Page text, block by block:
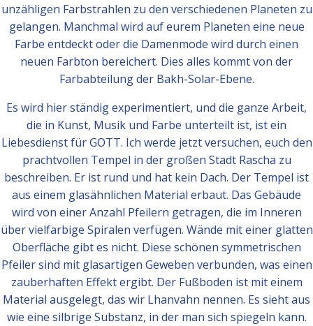
unzähligen Farbstrahlen zu den verschiedenen Planeten zu
gelangen. Manchmal wird auf eurem Planeten eine neue
Farbe entdeckt oder die Damenmode wird durch einen
neuen Farbton bereichert. Dies alles kommt von der
Farbabteilung der Bakh-Solar-Ebene.
Es wird hier ständig experimentiert, und die ganze Arbeit,
die in Kunst, Musik und Farbe unterteilt ist, ist ein
Liebesdienst für GOTT. Ich werde jetzt versuchen, euch den
prachtvollen Tempel in der großen Stadt Rascha zu
beschreiben. Er ist rund und hat kein Dach. Der Tempel ist
aus einem glasähnlichen Material erbaut. Das Gebäude
wird von einer Anzahl Pfeilern getragen, die im Inneren
über vielfarbige Spiralen verfügen. Wände mit einer glatten
Oberfläche gibt es nicht. Diese schönen symmetrischen
Pfeiler sind mit glasartigen Geweben verbunden, was einen
zauberhaften Effekt ergibt. Der Fußboden ist mit einem
Material ausgelegt, das wir Lhanvahn nennen. Es sieht aus
wie eine silbrige Substanz, in der man sich spiegeln kann.